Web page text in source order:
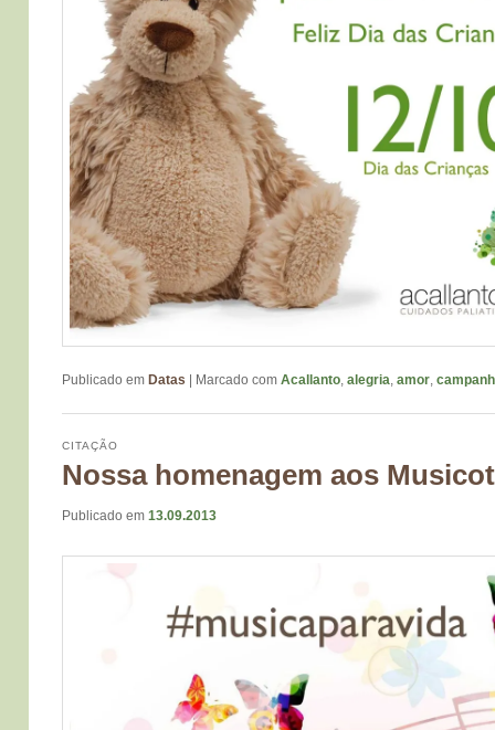
Publicado em Datas Marcado com Acallanto, alegria, amor,
Nossa homenagem aos
CITAÇÃO
Publicado em 13.09.2013